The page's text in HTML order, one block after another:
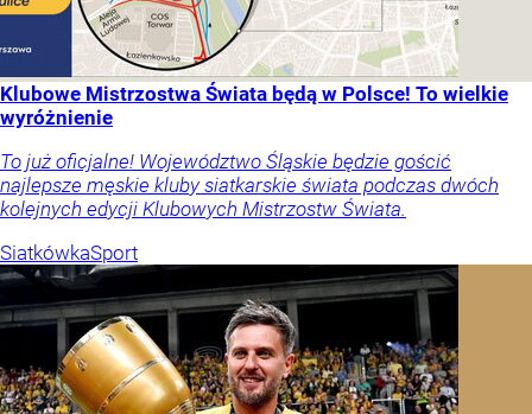
Klubowe Mistrzostwa Świata będą w Polsce! To wielkie
wyróżnienie
To już oficjalne! Województwo Śląskie będzie gościć
najlepsze męskie kluby siatkarskie świata podczas dwóch
kolejnych edycji Klubowych Mistrzostw Świata.
SiatkówkaSport